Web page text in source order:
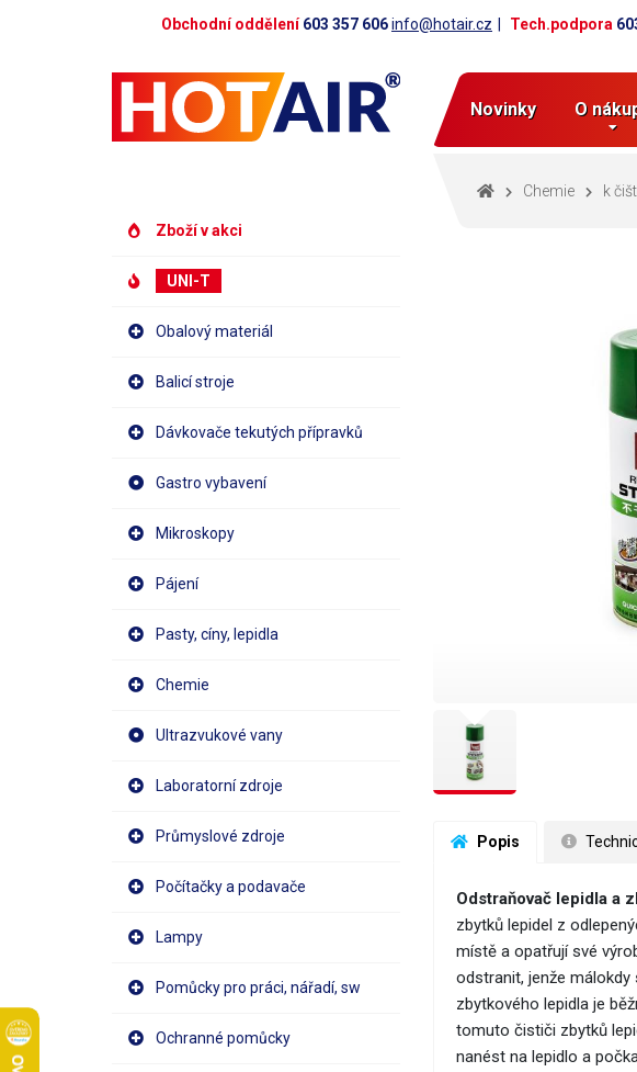
Obchodní oddělení603 357 606info@hotair.cz Tech.podpora
Novinky O
Zboží v akci
UNI-T
Obalový materiál
Balicí stroje
Dávkovače tekutých přípravků
Gastro vybavení
Mikroskopy
Pájení
Pasty, cíny, lepidla
Chemie
Ultrazvukové vany
Laboratorní zdroje
Průmyslové zdroje
Počítačky a podavače
Lampy
Pomůcky pro práci, nářadí, sw
Ochranné pomůcky
Chemie k
Popis
Odstraňovač lepidla a
zbytků lepidel z
místě a opatřují své
odstranit, jenže
zbytkového lepidla je
tomuto čističi zbytků
nanést na lepidlo a